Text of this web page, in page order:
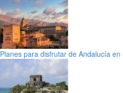
Planes para disfrutar de Andalucía en